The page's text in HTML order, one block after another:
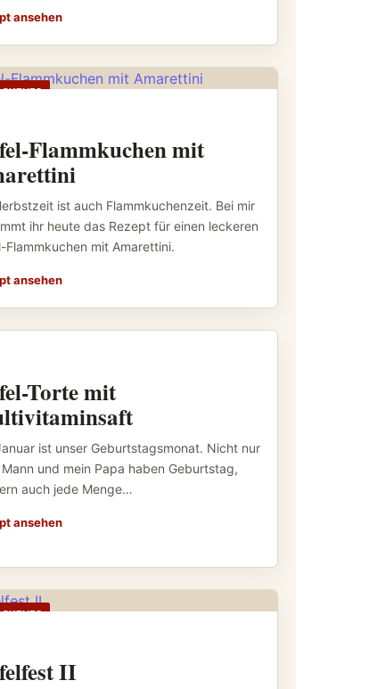
ansehen
Flammkuchen mit
ist auch Flammkuchenzeit. Bei mir
ihr heute das Rezept für einen leckeren
Flammkuchen mit Amarettini.
ansehen
Torte mit
ist unser Geburtstagsmonat. Nicht nur
Mann und mein Papa haben Geburtstag,
auch jede Menge…
ansehen
II